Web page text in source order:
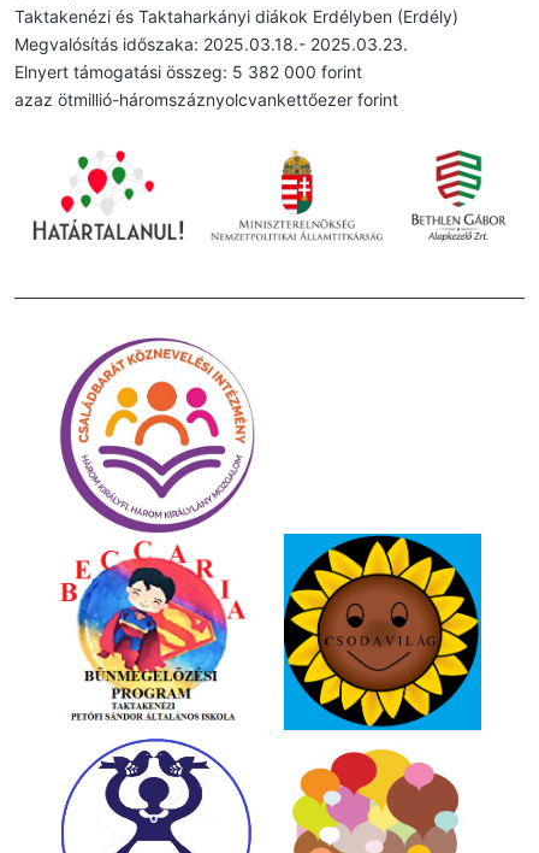
Taktakenézi és Taktaharkányi diákok Erdélyben (Erdély)
Megvalósítás időszaka: 2025.03.18.- 2025.03.23.
Elnyert támogatási összeg: 5 382 000 forint
azaz ötmillió-háromszáznyolcvankettőezer forint